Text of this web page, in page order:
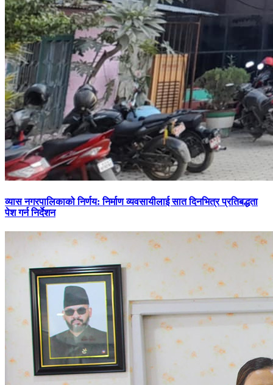
व्यास नगरपालिकाको निर्णय: निर्माण व्यवसायीलाई सात दिनभित्र प्रतिबद्धता
पेश गर्न निर्देशन